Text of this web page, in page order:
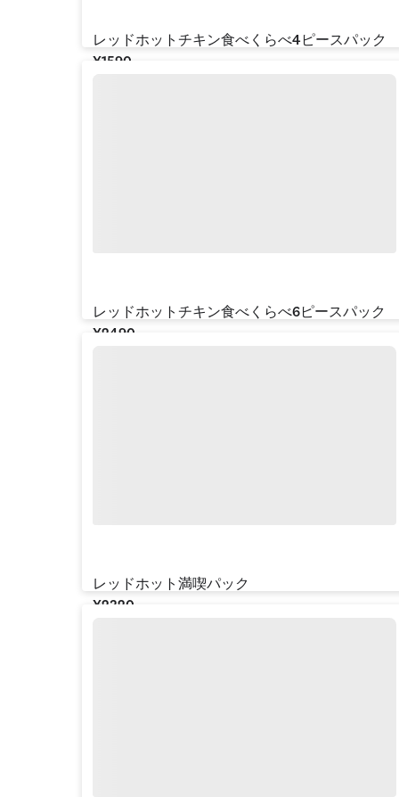
レッドホットチキン食べくらべ4ピースパック
¥‎1590
レッドホットチキン食べくらべ6ピースパック
¥‎2490
レッドホット満喫パック
¥‎2320